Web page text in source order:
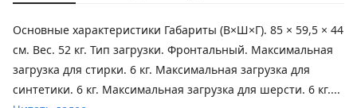
Основные характеристики Габариты (В×Ш×Г). 85 × 59,5 × 44
см. Вес. 52 кг. Тип загрузки. Фронтальный. Максимальная
загрузка для стирки. 6 кг. Максимальная загрузка для
синтетики. 6 кг. Максимальная загрузка для шерсти. 6 кг....